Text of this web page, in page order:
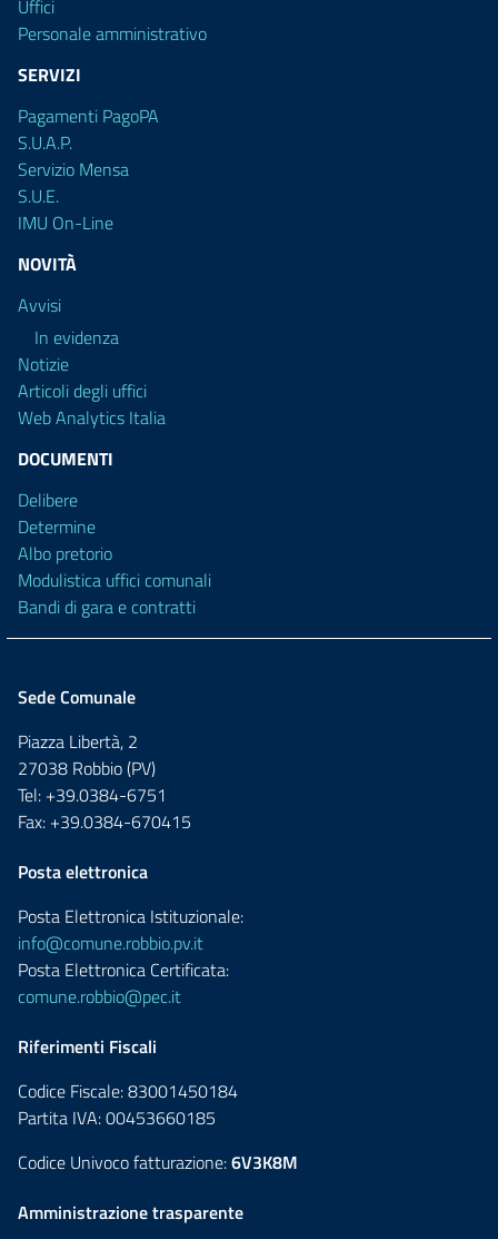
Uffici
Personale amministrativo
SERVIZI
Pagamenti PagoPA
S.U.A.P.
Servizio Mensa
S.U.E.
IMU On-Line
NOVITÀ
Avvisi
In evidenza
Notizie
Articoli degli uffici
Web Analytics Italia
DOCUMENTI
Delibere
Determine
Albo pretorio
Modulistica uffici comunali
Bandi di gara e contratti
Sede Comunale
Piazza Libertà, 2
27038 Robbio (PV)
Tel: +39.0384-6751
Fax: +39.0384-670415
Posta elettronica
Posta Elettronica Istituzionale:
info@comune.robbio.pv.it
Posta Elettronica Certificata:
comune.robbio@pec.it
Riferimenti Fiscali
Codice Fiscale: 83001450184
Partita IVA: 00453660185
Codice Univoco fatturazione:6V3K8M
Amministrazione trasparente